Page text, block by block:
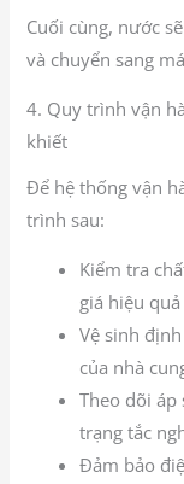
Cuối cùng, nước
và chuyển sang
4. Quy trình vận
khiết
Để hệ thống vận
trình sau:
Kiểm tra
giá hiệu quả
Vệ sinh
của nhà
Theo dõi
trạng tắc
Đảm bảo